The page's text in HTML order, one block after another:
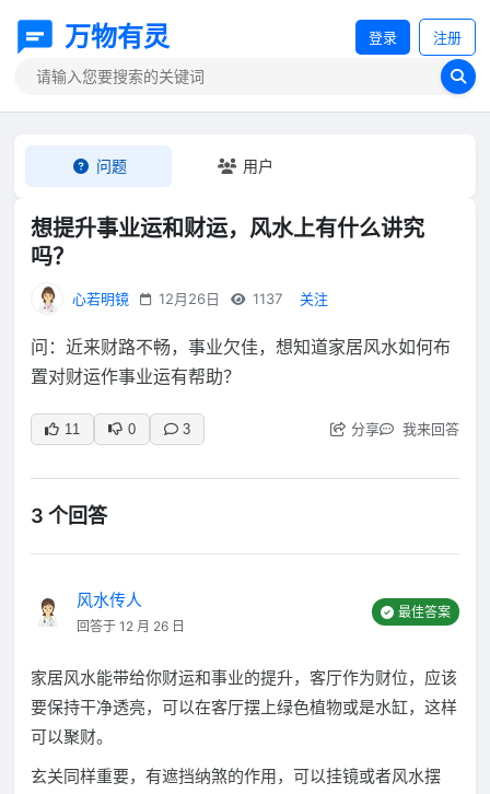
万物有灵 登录 注册
问题 用户
想提升事业运和财运，风水上有什么讲究
吗？
心若明镜 12月26日 1137 关注
问：近来财路不畅，事业欠佳，想知道家居风水如何布
置对财运作事业运有帮助？
11 0 3 分享 我来回答
3 个回答
风水传人
回答于 12 月 26 日
最佳答案
家居风水能带给你财运和事业的提升，客厅作为财位，应该
要保持干净透亮，可以在客厅摆上绿色植物或是水缸，这样
可以聚财。
玄关同样重要，有遮挡纳煞的作用，可以挂镜或者风水摆